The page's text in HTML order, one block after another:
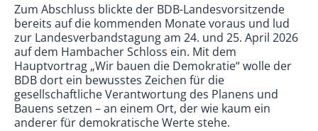
Zum Abschluss blickte der BDB-Landesvorsitzende
bereits auf die kommenden Monate voraus und lud
zur Landesverbandstagung am 24. und 25. April 2026
auf dem Hambacher Schloss ein. Mit dem
Hauptvortrag „Wir bauen die Demokratie“ wolle der
BDB dort ein bewusstes Zeichen für die
gesellschaftliche Verantwortung des Planens und
Bauens setzen – an einem Ort, der wie kaum ein
anderer für demokratische Werte stehe.